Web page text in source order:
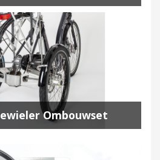
Ombouwset